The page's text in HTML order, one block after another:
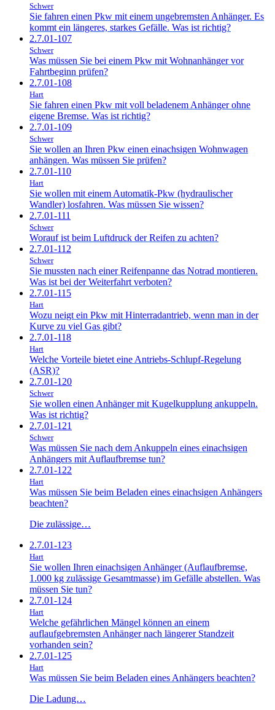
Schwer
Sie fahren einen Pkw mit einem ungebremsten Anhänger. Es
kommt ein längeres, starkes Gefälle. Was ist richtig?
2.7.01-107
Schwer
Was müssen Sie bei einem Pkw mit Wohnanhänger vor
Fahrtbeginn prüfen?
2.7.01-108
Hart
Sie fahren einen Pkw mit voll beladenem Anhänger ohne
eigene Bremse. Was ist richtig?
2.7.01-109
Schwer
Sie wollen an Ihren Pkw einen einachsigen Wohnwagen
anhängen. Was müssen Sie prüfen?
2.7.01-110
Hart
Sie wollen mit einem Automatik-Pkw (hydraulischer
Wandler) losfahren. Was müssen Sie wissen?
2.7.01-111
Schwer
Worauf ist beim Luftdruck der Reifen zu achten?
2.7.01-112
Schwer
Sie mussten nach einer Reifenpanne das Notrad montieren.
Was ist bei der Weiterfahrt verboten?
2.7.01-115
Hart
Wozu neigt ein Pkw mit Hinterradantrieb, wenn man in der
Kurve zu viel Gas gibt?
2.7.01-118
Hart
Welche Vorteile bietet eine Antriebs-Schlupf-Regelung
(ASR)?
2.7.01-120
Schwer
Sie wollen einen Anhänger mit Kugelkupplung ankuppeln.
Was ist richtig?
2.7.01-121
Schwer
Was müssen Sie nach dem Ankuppeln eines einachsigen
Anhängers mit Auflaufbremse tun?
2.7.01-122
Hart
Was müssen Sie beim Beladen eines einachsigen Anhängers
beachten?
Die zulässige…
2.7.01-123
Hart
Sie wollen Ihren einachsigen Anhänger (Auflaufbremse,
1.000 kg zulässige Gesamtmasse) im Gefälle abstellen. Was
müssen Sie tun?
2.7.01-124
Hart
Welche gefährlichen Mängel können an einem
auflaufgebremsten Anhänger nach längerer Standzeit
vorhanden sein?
2.7.01-125
Hart
Was müssen Sie beim Beladen eines Anhängers beachten?
Die Ladung…